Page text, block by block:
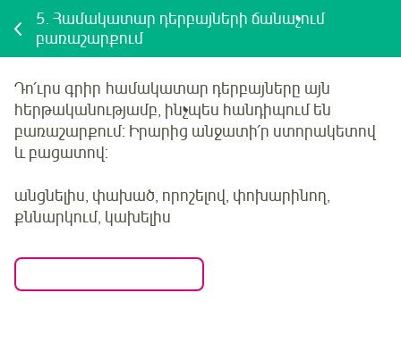
5. Համակատար դերբայների ճանաչում
բառաշարքում
Դո՛ւրս գրիր համակատար դերբայները այն
հերթականությամբ, ինչպես հանդիպում են
բառաշարքում: Իրարից անջատի՛ր ստորակետով
և բացատով:
անցնելիս, փախած, որոշելով, փոխարինող,
քննարկում, կախելիս